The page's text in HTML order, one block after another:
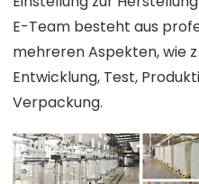
E-Team besteht aus
mehreren Aspekten, wie
Entwicklung, Test,
Verpackung.